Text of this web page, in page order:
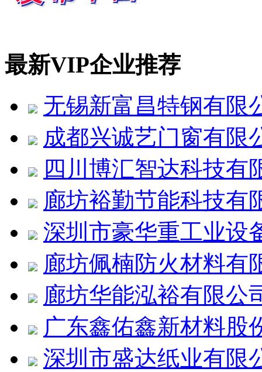
最新VIP企业推荐
无锡新富昌特钢有限
成都兴诚艺门窗有限
四川博汇智达科技有
廊坊裕勤节能科技有
深圳市豪华重工业设
廊坊佩楠防火材料有
廊坊华能泓裕有限公
广东鑫佑鑫新材料股
深圳市盛达纸业有限